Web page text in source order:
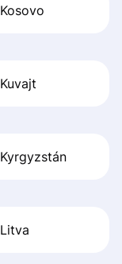
Kosovo
Kuvajt
Kyrgyzstán
Litva